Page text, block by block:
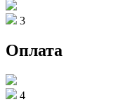
3
Оплата
4